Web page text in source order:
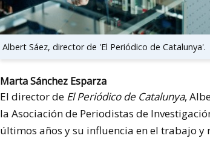
Albert Sáez, director de 'El Periódico de Catalunya'.
Marta Sánchez Esparza
El director de El Periódico de Catalunya,
la Asociación de Periodistas de
últimos años y su influencia en el trabajo